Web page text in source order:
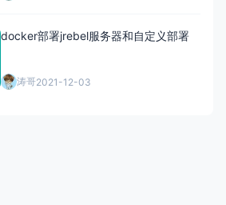
docker部署jrebel服务器和自定义部署
涛哥2021-12-03